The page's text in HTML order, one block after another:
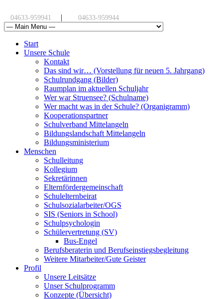
04633-959941 | 04633-959944
Start
Unsere Schule
Kontakt
Das sind wir… (Vorstellung für neuen 5. Jahrgang)
Schulrundgang (Bilder)
Raumplan im aktuellen Schuljahr
Wer war Struensee? (Schulname)
Wer macht was in der Schule? (Organigramm)
Kooperationspartner
Schulverband Mittelangeln
Bildungslandschaft Mittelangeln
Bildungsministerium
Menschen
Schulleitung
Kollegium
Sekretärinnen
Elternfördergemeinschaft
Schulelternbeirat
Schulsozialarbeiter/OGS
SIS (Seniors in School)
Schulpsychologin
Schülervertretung (SV)
Bus-Engel
Berufsberaterin und Berufseinstiegsbegleitung
Weitere Mitarbeiter/Gute Geister
Profil
Unsere Leitsätze
Unser Schulprogramm
Konzepte (Übersicht)